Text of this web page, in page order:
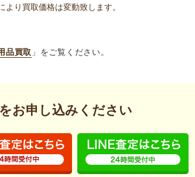
り買取価格は変動致します。
品買取 」をご覧ください。
お申し込みください